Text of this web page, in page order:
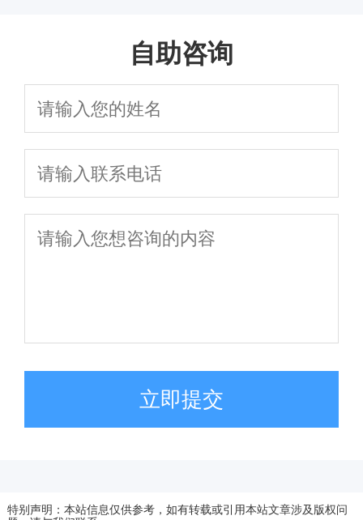
自助咨询
立即提交
特别声明：本站信息仅供参考，如有转载或引用本站文章涉及版权问